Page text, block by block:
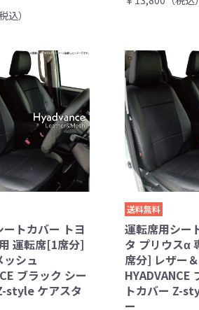
込）
トカバー トヨ
運転席[1席分]
ッシュ
ブラック シー
style ケアスタ
送料無料
運転席用シー
タ プリウスα
席分] レザー
HYADVANCE
トカバー Z-
ー